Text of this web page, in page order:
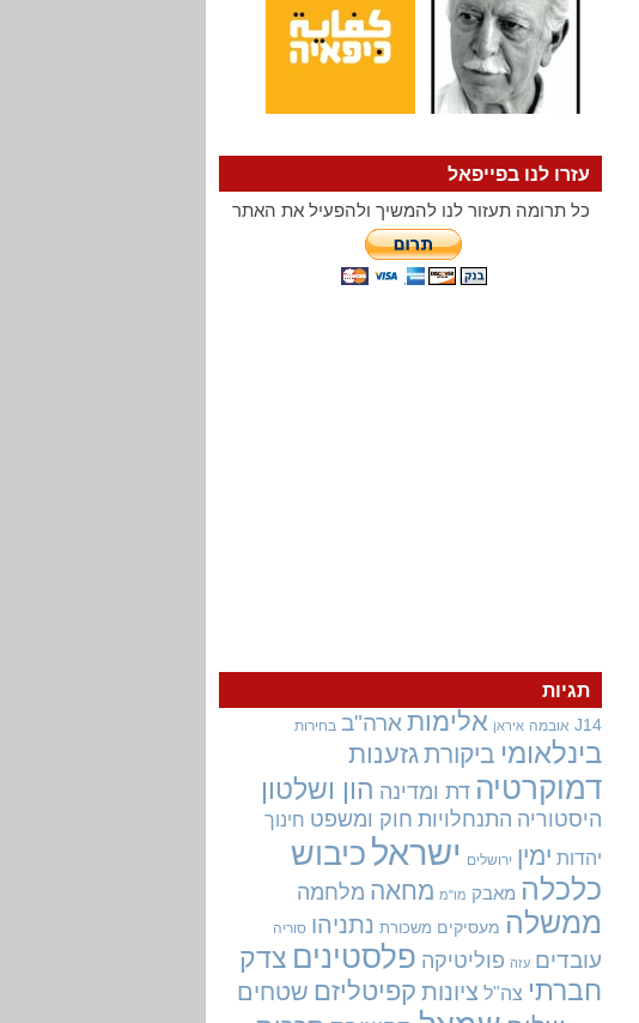
עזרו לנו בפייפאל
כל תרומה תעזור לנו להמשיך ולהפעיל את האתר
תגיות
J14 אובמה איראן אלימות ארה"ב בחירות
בינלאומי ביקורתגזענות
דמוקרטיה דת ומדינה הון ושלטון
היסטוריה התנחלויות חוק ומשפט חינוך
יהדות ימין ירושלים ישראל כיבוש
כלכלה מאבק מו"מ מחאה מלחמה
ממשלה מעסיקים משכורת נתניהו סוריה
עובדים עזה פוליטיקה פלסטינים צדק
חברתי צה"ל ציונות קפיטליזם שטחים